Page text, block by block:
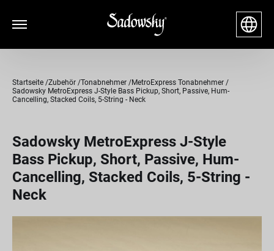
Startseite Zubehör Tonabnehmer
MetroExpress Tonabnehmer
Sadowsky MetroExpress J-Style Bass Pickup, Short, Passive, Hum-
Cancelling, Stacked Coils, 5-String - Neck
Sadowsky MetroExpress J-Style
Bass Pickup, Short, Passive, Hum-
Cancelling, Stacked Coils, 5-String -
Neck